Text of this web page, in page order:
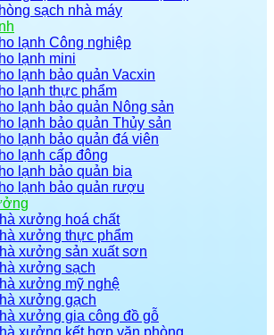
sạch nhà máy
lạnh Công nghiệp
lạnh mini
lạnh bảo quản Vacxin
lạnh thực phẩm
lạnh bảo quản Nông sản
lạnh bảo quản Thủy sản
lạnh bảo quản đá viên
lạnh cấp đông
lạnh bảo quản bia
lạnh bảo quản rượu
xưởng hoá chất
xưởng thực phẩm
xưởng sản xuất sơn
xưởng sạch
xưởng mỹ nghệ
xưởng gạch
xưởng gia công đồ gỗ
xưởng kết hợp văn phòng